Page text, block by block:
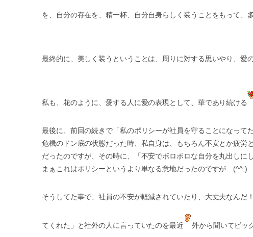
を、自分の存在を、精一杯、自分自身らしく装うことをもって、
最終的に、美しく装うということは、周りに対する思いやり、愛
私も、花のように、愛する人に愛の表現として、華であり続ける
最後に、前回の続きで「私のポリシーが社員を守ることになっ
危機のドン底の状態だった時、私自身は、もちろん不安とか疲
だったのですが、その時に、「不安でボロボロな自分を丸出しに
まぁこれはポリシーというより単なる意地だったのですが…(^^;)
そうしてた事で、社員の不安が軽減されていたり、大丈夫なん
てくれた」と社外の人に言っていたのを最近 外から聞いてビッ